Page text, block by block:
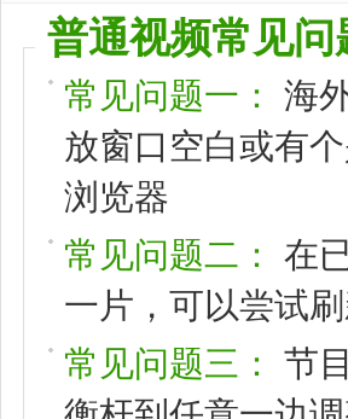
普通视频常见问
常见问题一：
海
放窗口空白或有
浏览器
常见问题二：
在
一片，可以尝试
常见问题三：
节